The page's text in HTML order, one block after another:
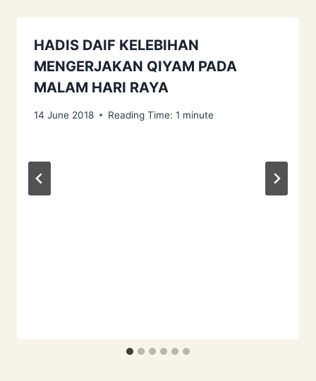
HADIS DAIF KELEBIHAN
MENGERJAKAN QIYAM PADA
MALAM HARI RAYA
14 June 2018 Reading Time: 1 minute